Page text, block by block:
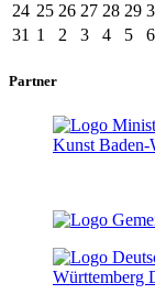
24 25 26 27 28 29
31 1 2 3 4 5 6
Partner